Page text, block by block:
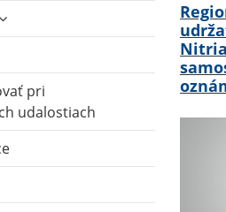
pri
udalostiach